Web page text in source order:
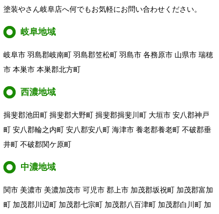
塗装やさん岐阜店へ何でもお気軽にお問い合わせください。
岐阜地域
岐阜市 羽島郡岐南町 羽島郡笠松町 羽島市 各務原市 山県市 瑞穂
市 本巣市 本巣郡北方町
西濃地域
揖斐郡池田町 揖斐郡大野町 揖斐郡揖斐川町 大垣市 安八郡神戸
町 安八郡輪之内町 安八郡安八町 海津市 養老郡養老町 不破郡垂
井町 不破郡関ケ原町
中濃地域
関市 美濃市 美濃加茂市 可児市 郡上市 加茂郡坂祝町 加茂郡富加
町 加茂郡川辺町 加茂郡七宗町 加茂郡八百津町 加茂郡白川町 加